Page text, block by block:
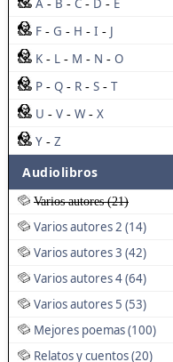
A - B - C - D - E
F - G - H - I - J
K - L - M - N - O
P - Q - R - S - T
U - V - W - X
Y - Z
Audiolibros
Varios autores (21)
Varios autores 2 (14)
Varios autores 3 (42)
Varios autores 4 (64)
Varios autores 5 (53)
Mejores poemas (100)
Relatos y cuentos (20)